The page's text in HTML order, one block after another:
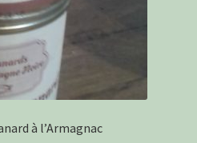
à l’Armagnac